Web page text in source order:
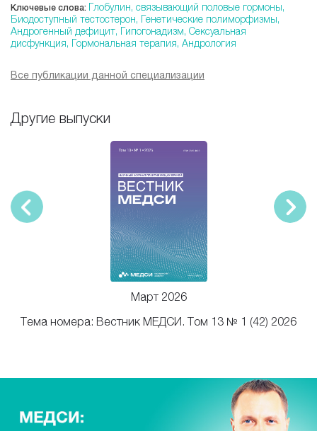
Ключевые слова: Глобулин, связывающий половые гормоны,
Биодоступный тестостерон, Генетические полиморфизмы,
Андрогенный дефицит, Гипогонадизм, Сексуальная
дисфункция, Гормональная терапия, Андрология
Все публикации данной специализации
Другие выпуски
Март 2026
Тема номера: Вестник МЕДСИ. Том 13 № 1 (42) 2026